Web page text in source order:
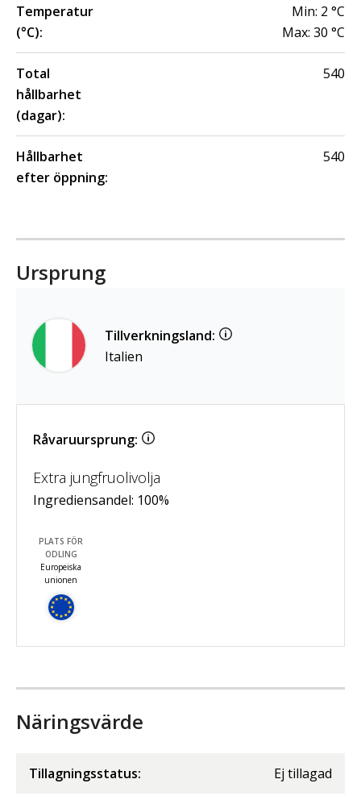
Temperatur
(°C):
Min: 2 °C
Max: 30 °C
Total
hållbarhet
(dagar):
540
Hållbarhet
efter öppning:
540
Ursprung
Tillverkningsland:
Italien
Råvaruursprung:
Extra jungfruolivolja
Ingrediensandel: 100%
PLATS FÖR
ODLING
Europeiska
unionen
Näringsvärde
Tillagningsstatus: Ej tillagad